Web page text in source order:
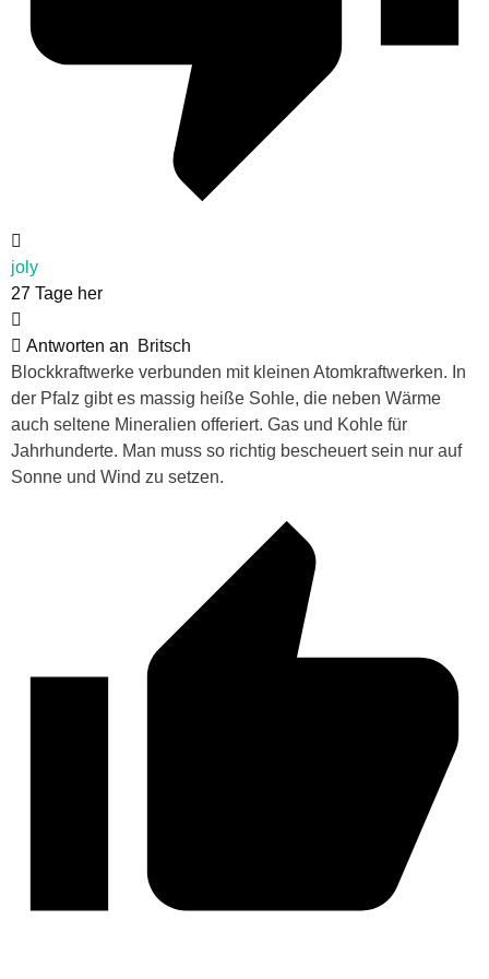
joly
27 Tage her
Antworten an
Britsch
Blockkraftwerke verbunden mit kleinen Atomkraftwerken. In
der Pfalz gibt es massig heiße Sohle, die neben Wärme
auch seltene Mineralien offeriert. Gas und Kohle für
Jahrhunderte. Man muss so richtig bescheuert sein nur auf
Sonne und Wind zu setzen.